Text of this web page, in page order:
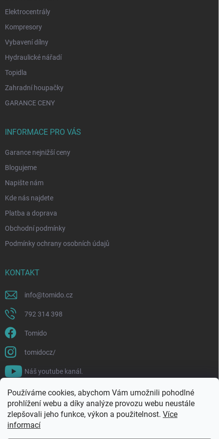
Používáme cookies, abychom Vám umožnili pohodlné
prohlížení webu a díky analýze provozu webu neustále
zlepšovali jeho funkce, výkon a použitelnost. Více
informací
Elektrocentrály
Kompresory
Vybavení dílny
Hydraulické nářadí
Topidla
Zahradní houpačky
GARANCE CENY
INFORMACE PRO VÁS
Garance nejnižší ceny
Blogujeme
Napište nám
Kde nás najdete
Platba a doprava
Obchodní podmínky
Podmínky ochrany osobních údajů
KONTAKT
info@tomido.cz
792 314 398
Tomido
tomidocz/
Náš youtube kanál.